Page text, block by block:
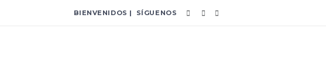
BIENVENIDOS | SÍGUENOS